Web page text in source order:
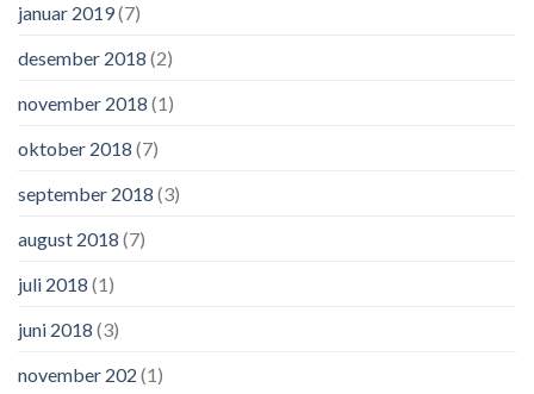
januar 2019(7)
desember 2018 (2)
november 2018 (1)
oktober 2018 (7)
september 2018 (3)
august 2018 (7)
juli 2018 (1)
juni 2018 (3)
november 202 (1)